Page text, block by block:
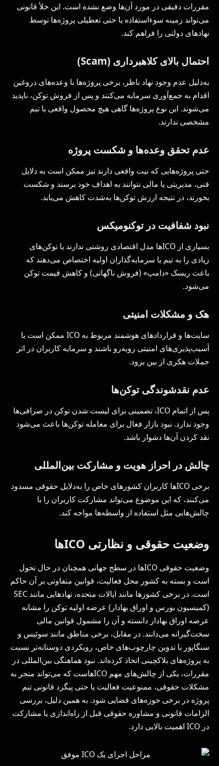
مقررات دقیقی در مورد آن‌ها وضع نشده است. این خلأ قانونی
می‌تواند زمینه سوءاستفاده یا حتی تعطیلی پروژه‌ها توسط
نهادهای دولتی را فراهم کند.
احتمال بالای کلاهبرداری (Scam
)
به‌دلیل عدم وجود نهاد ناظر، برخی پروژه‌ها با وعده‌های دروغین
اقدام به جمع‌آوری سرمایه می‌کنند و پس از فروش توکن، ناپدید
می‌شوند. این نوع پروژه‌ها گاهی هیچ محصول واقعی یا تیم
مشخصی ندارند.
عدم تحقق وعده‌ها و شکست پروژه
حتی پروژه‌هایی که نیت واقعی دارند نیز ممکن است به دلایل
فنی، مدیریتی یا مالی نتوانند به اهداف خود برسند و شکست
بخورند، در نتیجه ارزش توکن‌ها به‌شدت کاهش می‌یابد.
نبود شفافیت در توکنومیکس
بسیاری از ICOها مدل اقتصادی روشنی ندارند یا توکن‌های
زیادی را به تیم یا سرمایه‌گذاران اولیه اختصاص می‌دهند که
باعث ریسک «دامپ» (فروش ناگهانی) و کاهش قیمت توکن
می‌شود.
هک و مشکلات امنیتی
سایت‌ها و قراردادهای هوشمند مربوط به ICO ممکن است با
آسیب‌پذیری‌های امنیتی روبه‌رو باشند و سرمایه کاربران در اثر
حملات هکری از بین برود.
عدم نقدشوندگی توکن‌ها
پس از اتمام ICO، تضمینی برای لیست شدن توکن در صرافی‌ها
وجود ندارد. نبود بازار فعال برای معامله توکن‌ها باعث می‌شود
نقد کردن آن‌ها دشوار باشد.
چالش در احراز هویت و مشارکت بین‌المللی
برخی ICOها کاربران کشورهای خاص را به‌دلایل حقوقی مسدود
می‌کنند، که این موضوع می‌تواند مشارکت کاربران را با
چالش‌هایی مثل استفاده از واسطه‌ها مواجه کند.
وضعیت حقوقی و نظارتی ICOها
وضعیت حقوقی ICOها در سطح جهانی همچنان در حال تحول
است و بسته به کشور محل فعالیت، قوانین متفاوتی بر آن حاکم
است. در برخی کشورها مانند ایالات متحده، نهادهایی مانند SEC
(کمیسیون بورس و اوراق بهادار) عرضه اولیه توکن را مشابه
عرضه اوراق بهادار دانسته و آن را مشمول قوانین مالی
سخت‌گیرانه می‌دانند. در مقابل، برخی مناطق مانند سوئیس و
سنگاپور با تدوین چارچوب‌های خاص، رویکردی دوستانه‌تر نسبت
به پروژه‌های بلاکچینی اتخاذ کرده‌اند. نبود هماهنگی بین‌المللی در
مقررات، یکی از چالش‌های مهم ICOهاست که می‌تواند منجر به
مشکلات حقوقی، ممنوعیت فعالیت یا حتی پیگرد قانونی تیم
پروژه در برخی حوزه‌های قضایی شود. به همین دلیل، بررسی
الزامات قانونی و مشاوره حقوقی قبل از راه‌اندازی یا مشارکت
در ICO اهمیت بالایی دارد.